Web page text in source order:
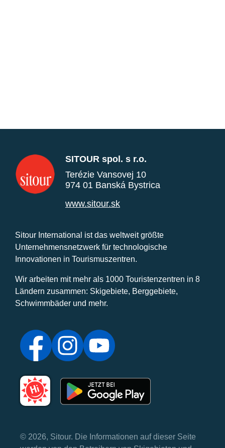
SITOUR spol. s r.o.
Terézie Vansovej 10
974 01 Banská Bystrica
www.sitour.sk
Sitour International ist das weltweit größte
Unternehmensnetzwerk für technologische
Innovationen in Tourismuszentren.
Wir arbeiten mit mehr als 1000 Touristenzentren in 8
Ländern zusammen: Skigebiete, Berggebiete,
Schwimmbäder und mehr.
© 2026, Sitour. Die Informationen auf dieser Seite